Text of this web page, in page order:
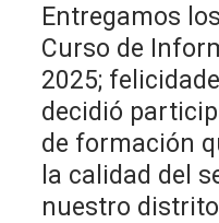
Entregamos
Curso de
2025;
decidió
de formación
la calidad del
nuestro